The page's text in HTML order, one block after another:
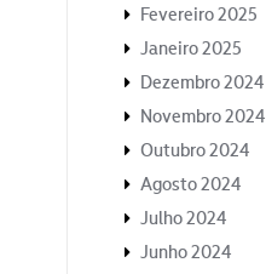
Fevereiro 2025
Janeiro 2025
Dezembro 2024
Novembro 2024
Outubro 2024
Agosto 2024
Julho 2024
Junho 2024